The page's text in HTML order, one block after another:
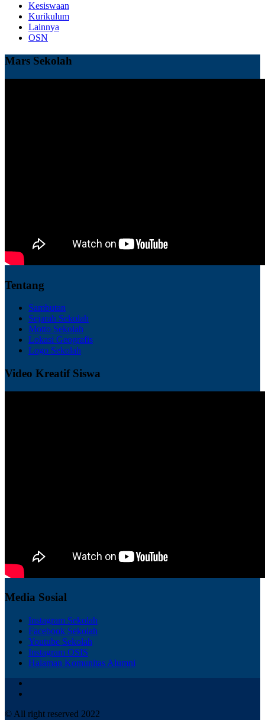
Kesiswaan
Kurikulum
Lainnya
OSN
Mars Sekolah
Tentang
Sambutan
Sejarah Sekolah
Motto Sekolah
Lokasi Geografis
Logo Sekolah
Video Kreatif Siswa
Media Sosial
Instagram Sekolah
Facebook Sekolah
Youtube Sekolah
Instagram OSIS
Halaman Komunitas Alumni
© All right reserved 2022